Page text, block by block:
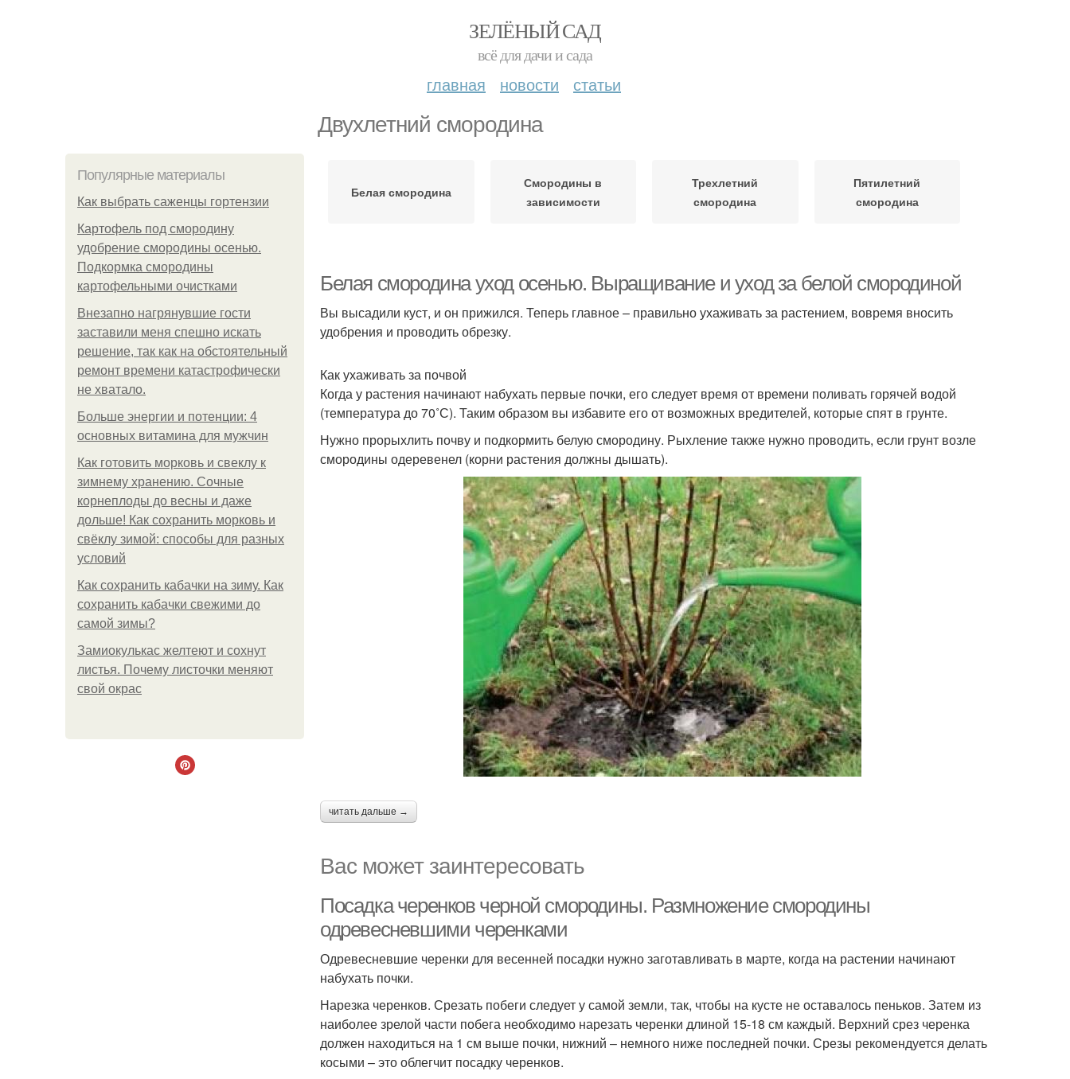
ЗЕЛЁНЫЙ САД
всё для дачи и сада
главная новости статьи
Двухлетний смородина
Популярные материалы
Как выбрать саженцы гортензии
Картофель под смородину
удобрение смородины осенью.
Подкормка смородины
картофельными очистками
Внезапно нагрянувшие гости
заставили меня спешно искать
решение, так как на обстоятельный
ремонт времени катастрофически
не хватало.
Больше энергии и потенции: 4
основных витамина для мужчин
Как готовить морковь и свеклу к
зимнему хранению. Сочные
корнеплоды до весны и даже
дольше! Как сохранить морковь и
свёклу зимой: способы для разных
условий
Как сохранить кабачки на зиму. Как
сохранить кабачки свежими до
самой зимы?
Замиокулькас желтеют и сохнут
листья. Почему листочки меняют
свой окрас
Белая смородина
Смородины в
зависимости
Трехлетний
смородина
Пятилетний
смородина
Белая смородина уход осенью. Выращивание и уход за белой смородиной
Вы высадили куст, и он прижился. Теперь главное – правильно ухаживать за растением, вовремя вносить
удобрения и проводить обрезку.
Как ухаживать за почвой
Когда у растения начинают набухать первые почки, его следует время от времени поливать горячей водой
(температура до 70˚С). Таким образом вы избавите его от возможных вредителей, которые спят в грунте.
Нужно прорыхлить почву и подкормить белую смородину. Рыхление также нужно проводить, если грунт возле
смородины одеревенел (корни растения должны дышать).
читать дальше →
Вас может заинтересовать
Посадка черенков черной смородины. Размножение смородины
одревесневшими черенками
Одревесневшие черенки для весенней посадки нужно заготавливать в марте, когда на растении начинают
набухать почки.
Нарезка черенков. Срезать побеги следует у самой земли, так, чтобы на кусте не оставалось пеньков. Затем из
наиболее зрелой части побега необходимо нарезать черенки длиной 15-18 см каждый. Верхний срез черенка
должен находиться на 1 см выше почки, нижний – немного ниже последней почки. Срезы рекомендуется делать
косыми – это облегчит посадку черенков.